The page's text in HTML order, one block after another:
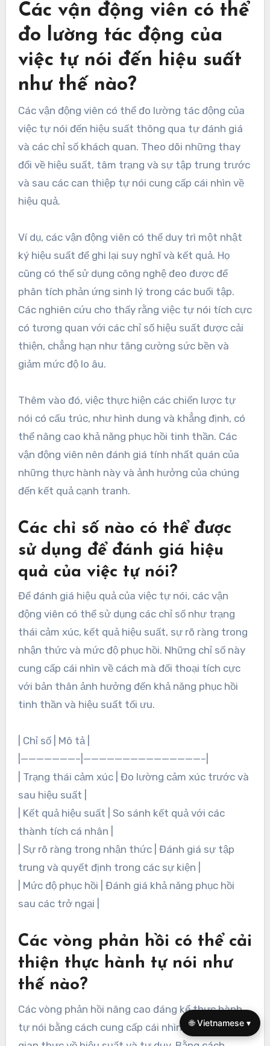
Các vận động viên có thể
đo lường tác động của
việc tự nói đến hiệu suất
như thế nào?
Các vận động viên có thể đo lường tác động của
việc tự nói đến hiệu suất thông qua tự đánh giá
và các chỉ số khách quan. Theo dõi những thay
đổi về hiệu suất, tâm trạng và sự tập trung trước
và sau các can thiệp tự nói cung cấp cái nhìn về
hiệu quả.
Ví dụ, các vận động viên có thể duy trì một nhật
ký hiệu suất để ghi lại suy nghĩ và kết quả. Họ
cũng có thể sử dụng công nghệ đeo được để
phân tích phản ứng sinh lý trong các buổi tập.
Các nghiên cứu cho thấy rằng việc tự nói tích cực
có tương quan với các chỉ số hiệu suất được cải
thiện, chẳng hạn như tăng cường sức bền và
giảm mức độ lo âu.
Thêm vào đó, việc thực hiện các chiến lược tự
nói có cấu trúc, như hình dung và khẳng định, có
thể nâng cao khả năng phục hồi tinh thần. Các
vận động viên nên đánh giá tính nhất quán của
những thực hành này và ảnh hưởng của chúng
đến kết quả cạnh tranh.
Các chỉ số nào có thể được
sử dụng để đánh giá hiệu
quả của việc tự nói?
Để đánh giá hiệu quả của việc tự nói, các vận
động viên có thể sử dụng các chỉ số như trạng
thái cảm xúc, kết quả hiệu suất, sự rõ ràng trong
nhận thức và mức độ phục hồi. Những chỉ số này
cung cấp cái nhìn về cách mà đối thoại tích cực
với bản thân ảnh hưởng đến khả năng phục hồi
tinh thần và hiệu suất tối ưu.
| Chỉ số | Mô tả |
|———————–|———————————————–|
| Trạng thái cảm xúc | Đo lường cảm xúc trước và
sau hiệu suất |
| Kết quả hiệu suất | So sánh kết quả với các
thành tích cá nhân |
| Sự rõ ràng trong nhận thức | Đánh giá sự tập
trung và quyết định trong các sự kiện |
| Mức độ phục hồi | Đánh giá khả năng phục hồi
sau các trở ngại |
Các vòng phản hồi có thể cải
thiện thực hành tự nói như
thế nào?
Các vòng phản hồi nâng cao đáng kể thực hành
tự nói bằng cách cung cấp cái nhìn theo thời
🌐 Vietnamese ▾